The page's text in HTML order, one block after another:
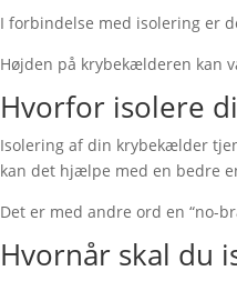
I forbindelse med isolering er
Højden på krybekælderen kan
Hvorfor isolere
Isolering af din krybekælder
kan det hjælpe med en bedre
Det er med andre ord en “no-
Hvornår skal du